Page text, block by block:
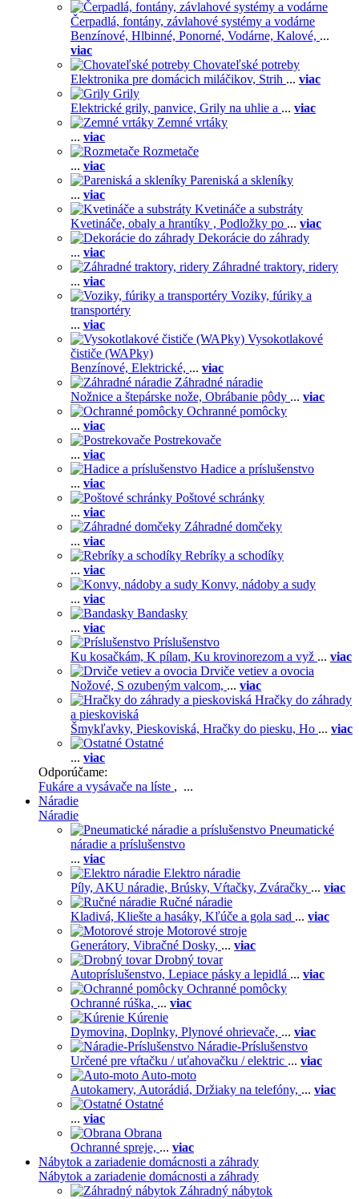
Čerpadlá, fontány, závlahové systémy a vodárne
Benzínové, Hlbinné, Ponorné, Vodárne, Kalové, ...
viac
Chovateľské potreby
Elektronika pre domácich miláčikov, Strih ... viac
Grily
Elektrické grily, panvice, Grily na uhlie a ... viac
Zemné vrtáky
... viac
Rozmetače
... viac
Pareniská a skleníky
... viac
Kvetináče a substráty
Kvetináče, obaly a hrantíky , Podložky po ... viac
Dekorácie do záhrady
... viac
Záhradné traktory, ridery
... viac
Voziky, fúriky a
transportéry
... viac
Vysokotlakové
čističe (WAPky)
Benzínové, Elektrické, ... viac
Záhradné náradie
Nožnice a štepárske nože, Obrábanie pôdy ... viac
Ochranné pomôcky
... viac
Postrekovače
... viac
Hadice a príslušenstvo
... viac
Poštové schránky
... viac
Záhradné domčeky
... viac
Rebríky a schodíky
... viac
Konvy, nádoby a sudy
... viac
Bandasky
... viac
Príslušenstvo
Ku kosačkám, K pílam, Ku krovinorezom a vyž ... viac
Drviče vetiev a ovocia
Nožové, S ozubeným valcom, ... viac
Hračky do záhrady
a pieskoviská
Šmykľavky, Pieskoviská, Hračky do piesku, Ho ... viac
Ostatné
... viac
Odporúčame:
Fukáre a vysávače na líste , ...
Náradie
Náradie
Pneumatické
náradie a príslušenstvo
... viac
Elektro náradie
Píly, AKU náradie, Brúsky, Vŕtačky, Zváračky ... viac
Ručné náradie
Kladivá, Kliešte a hasáky, Kľúče a gola sad ... viac
Motorové stroje
Generátory, Vibračné Dosky, ... viac
Drobný tovar
Autopríslušenstvo, Lepiace pásky a lepidlá ... viac
Ochranné pomôcky
Ochranné rúška, ... viac
Kúrenie
Dymovina, Doplnky, Plynové ohrievače, ... viac
Náradie-Príslušenstvo
Určené pre vŕtačku / uťahovačku / elektric ... viac
Auto-moto
Autokamery, Autorádiá, Držiaky na telefóny, ... viac
Ostatné
... viac
Obrana
Ochranné spreje, ... viac
Nábytok a zariadenie domácnosti a záhrady
Nábytok a zariadenie domácnosti a záhrady
Záhradný nábytok